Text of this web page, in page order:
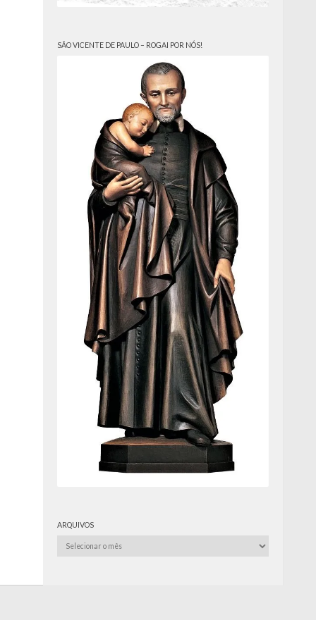
SÃO VICENTE DE PAULO – ROGAI POR NÓS!
ARQUIVOS
Arquivos